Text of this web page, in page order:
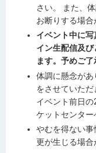
さい。 また、
お断りする場合
イベント中に
イン生配信及
ます。 予めご了
体調に懸念が
をさせていただ
イベント前日
ケットセンター
やむを得ない
更が生じる場合